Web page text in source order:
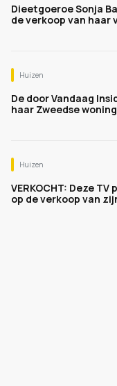
Dieetgoeroe Sonja
de verkoop van haar
Huizen
De door Vandaag
haar Zweedse
Huizen
VERKOCHT: Deze
op de verkoop van